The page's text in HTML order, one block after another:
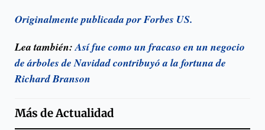
Originalmente publicada por Forbes US.
Lea también:Así fue como un fracaso en un negocio
de árboles de Navidad contribuyó a la fortuna de
Richard Branson
Más deActualidad